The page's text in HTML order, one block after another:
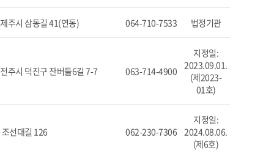
주시 삼동길 41(연동) 064-710-7533 법정기관
주시 덕진구 잔버들6길 7-7 063-714-4900
지정일:
2023.09.01.
(제2023-
01호)
선대길 126 062-230-7306
지정일:
2024.08.06.
(제6호)